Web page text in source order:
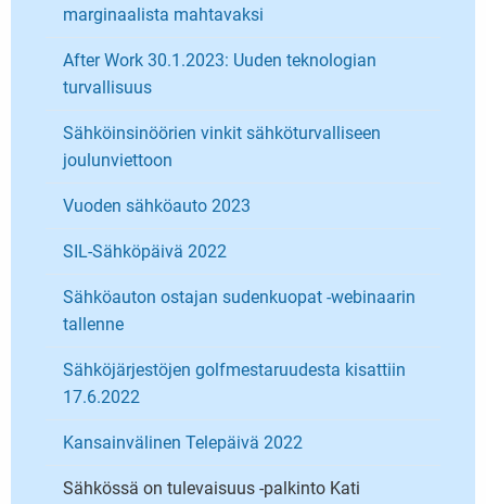
marginaalista mahtavaksi
After Work 30.1.2023: Uuden teknologian
turvallisuus
Sähköinsinöörien vinkit sähköturvalliseen
joulunviettoon
Vuoden sähköauto 2023
SIL-Sähköpäivä 2022
Sähköauton ostajan sudenkuopat -webinaarin
tallenne
Sähköjärjestöjen golfmestaruudesta kisattiin
17.6.2022
Kansainvälinen Telepäivä 2022
Sähkössä on tulevaisuus -palkinto Kati